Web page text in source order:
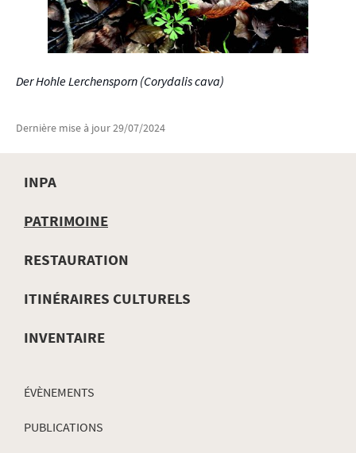
Der Hohle Lerchensporn (Corydalis cava)
Dernière mise à jour29/07/2024
MENU
DE
INPA
PATRIMOINE
RESTAURATION
ITINÉRAIRES CULTURELS
INVENTAIRE
ÉVÈNEMENTS
PUBLICATIONS